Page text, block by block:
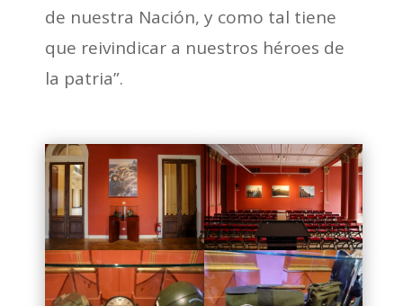
de nuestra Nación, y como tal tiene
que reivindicar a nuestros héroes de
la patria”.